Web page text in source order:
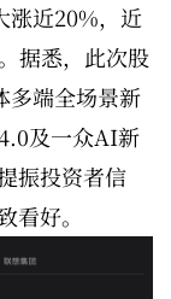
涨近20%，近
据悉，此次股
端全场景新
及一众AI新
振投资者信
好。